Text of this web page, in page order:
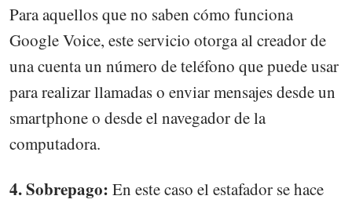
Para aquellos que no saben cómo funciona
Google Voice, este servicio otorga al creador de
una cuenta un número de teléfono que puede usar
para realizar llamadas o enviar mensajes desde un
smartphone o desde el navegador de la
computadora.
4. Sobrepago: En este caso el estafador se hace